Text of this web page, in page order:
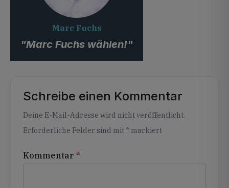
Marc Fuchs
"Marc Fuchs wählen!"
Schreibe einen Kommentar
Deine E-Mail-Adresse wird nicht veröffentlicht.
Erforderliche Felder sind mit * markiert
Kommentar *
Alternative: